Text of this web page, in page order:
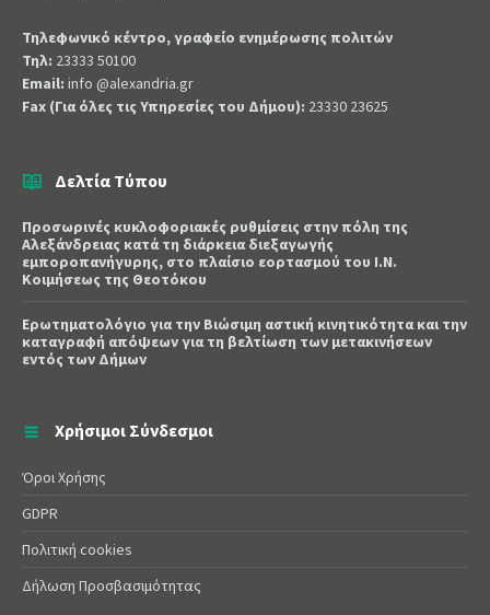
Τηλεφωνικό κέντρο, γραφείο ενημέρωσης πολιτών
Τηλ: 23333 50100
Email: info @alexandria.gr
Fax (Για όλες τις Υπηρεσίες του Δήμου): 23330 23625
Δελτία Τύπου
Προσωρινές κυκλοφοριακές ρυθμίσεις στην πόλη της
Αλεξάνδρειας κατά τη διάρκεια διεξαγωγής
εμποροπανήγυρης, στο πλαίσιο εορτασμού του Ι.Ν.
Κοιμήσεως της Θεοτόκου
Ερωτηματολόγιο για την Βιώσιμη αστική κινητικότητα και την
καταγραφή απόψεων για τη βελτίωση των μετακινήσεων
εντός των Δήμων
Χρήσιμοι Σύνδεσμοι
Όροι Χρήσης
GDPR
Πολιτική cookies
Δήλωση Προσβασιμότητας